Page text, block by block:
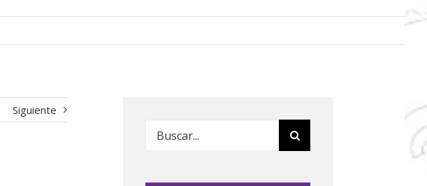
Siguiente
Buscar: